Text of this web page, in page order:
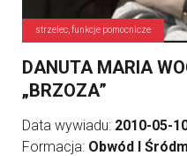
strzelec, funkcje pomocnicze
DANUTA MARIA
„BRZOZA”
Data wywiadu: 2010-05-
Formacja: Obwód I